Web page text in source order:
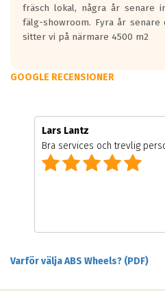
fräsch lokal, några år senare
fälg-showroom. Fyra år
sitter vi på närmare 4500 m2
GOOGLE RECENSIONER
Lars Lantz
Bra services och trevlig
Varför välja ABS Wheels? (PDF)